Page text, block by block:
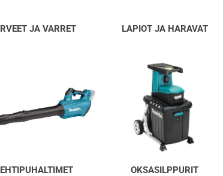
JA VARRET LAPIOT JA HARAVAT
OKSASILPPURIT